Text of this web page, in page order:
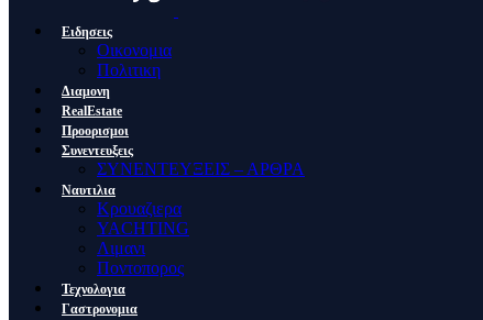
Ειδησεις
Οικονομια
Πολιτικη
Διαμονη
RealEstate
Προορισμοι
Συνεντευξεις
ΣΥΝΕΝΤΕΥΞΕΙΣ – ΑΡΘΡΑ
Ναυτιλια
Κρουαζιερα
YACHTING
Λιμανι
Ποντοπορος
Τεχνολογια
Γαστρονομια